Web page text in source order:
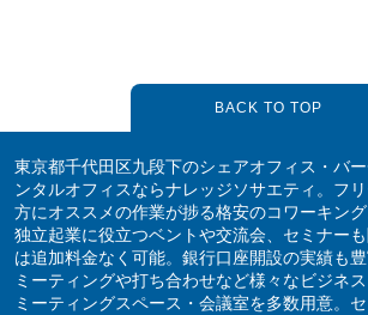
BACK TO TOP
東京都千代田区九段下のシェアオフィス・バ
ンタルオフィスならナレッジソサエティ。フ
方にオススメの作業が捗る格安のコワーキング
独立起業に役立つベントや交流会、セミナー
は追加料金なく可能。銀行口座開設の実績も豊
ミーティングや打ち合わせなど様々なビジネ
ミーティングスペース・会議室を多数用意。